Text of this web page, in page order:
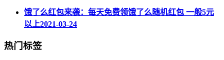
饿了么红包来袭：每天免费领饿了么随机红包 一般5元
以上2021-03-24
热门标签